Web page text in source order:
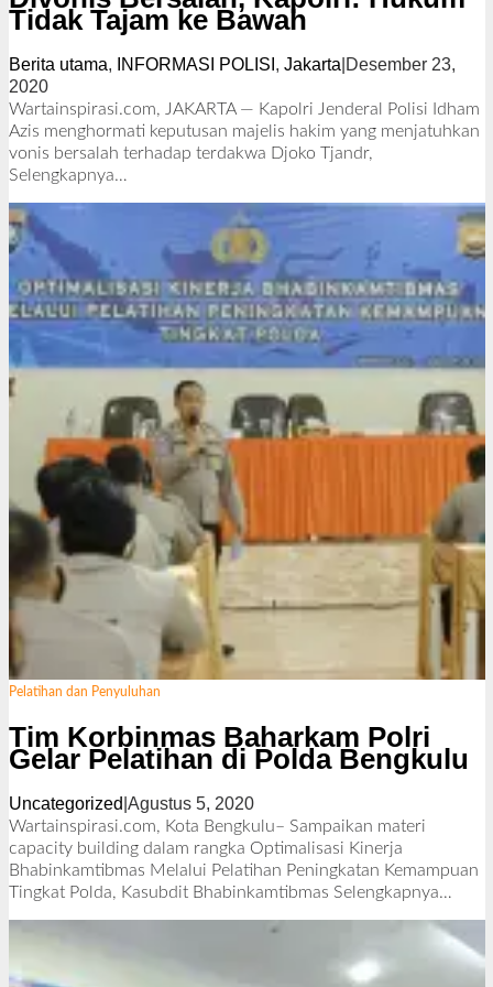
Tidak Tajam ke Bawah
Berita utama, INFORMASI POLISI , Jakarta Desember 23,
2020o
l
e
h
R
k
s
i
Wartainspirasi.com, JAKARTA — Kapolri Jenderal Polisi Idham
Azis menghormati keputusan majelis hakim yang menjatuhkan
vonis bersalah terhadap terdakwa Djoko Tjandr,
Selengkapnya…
Pelatihan dan Penyuluhan
Tim Korbinmas Baharkam Polri
Gelar Pelatihan di Polda Bengkulu
Uncategorized Agustus 5, 2020o
l
e
h
R
Wartainspirasi.com, Kota Bengkulu– Sampaikan materi
capacity building dalam rangka Optimalisasi Kinerja
Bhabinkamtibmas Melalui Pelatihan Peningkatan Kemampuan
Tingkat Polda, Kasubdit Bhabinkamtibmas Selengkapnya…